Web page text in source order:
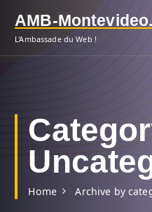
p
AMB-
L'Ambassade du Web !
Home Archive by